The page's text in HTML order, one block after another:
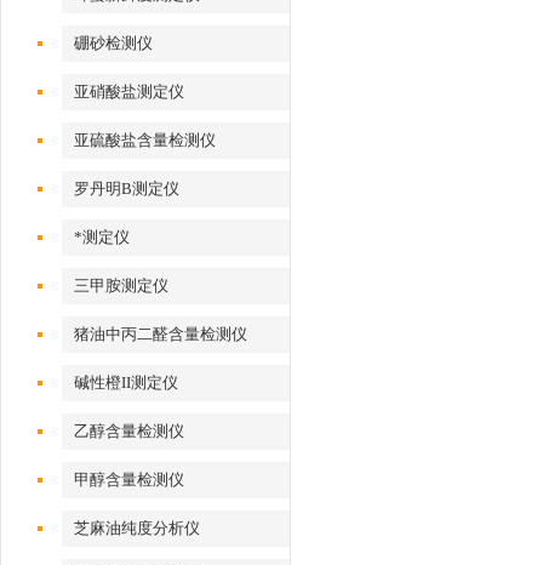
硼砂检测仪
亚硝酸盐测定仪
亚硫酸盐含量检测仪
罗丹明B测定仪
*测定仪
三甲胺测定仪
猪油中丙二醛含量检测仪
碱性橙II测定仪
乙醇含量检测仪
甲醇含量检测仪
芝麻油纯度分析仪